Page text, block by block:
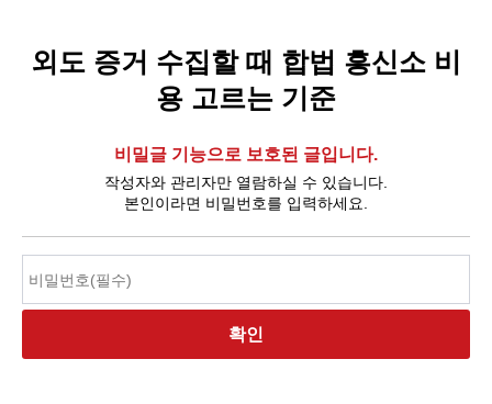
외도 증거 수집할 때 합법 흥신소 비
용 고르는 기준
비밀글 기능으로 보호된 글입니다.
작성자와 관리자만 열람하실 수 있습니다.
본인이라면 비밀번호를 입력하세요.